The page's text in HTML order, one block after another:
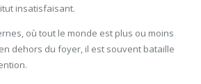
insatisfaisant.
où tout le monde est plus ou moins
dehors du foyer, il est souvent bataille